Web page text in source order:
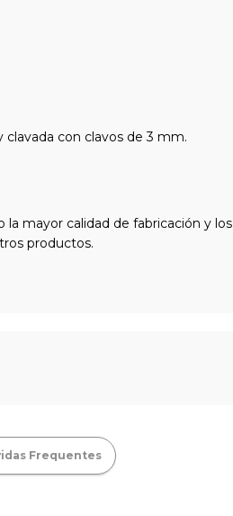
clavada con clavos de 3 mm.
mayor calidad de fabricación y los
productos.
Frequentes